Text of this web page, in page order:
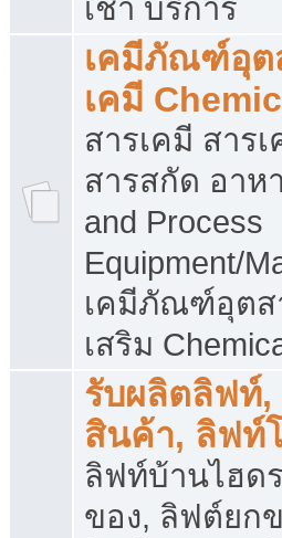
เช่า บริการ
เคมีภัณฑ์อุต
เคมี
สารเคมี สาร
สารสกัด อาห
and Process
Equipment/
เคมีภัณฑ์อุตส
เสริม
รับผลิตลิฟท์
สินค้า, ลิฟท์
ลิฟท์บ้านไฮด
ของ, ลิฟต์ยก